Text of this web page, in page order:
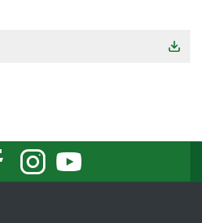
FacebookInstagramYoutube